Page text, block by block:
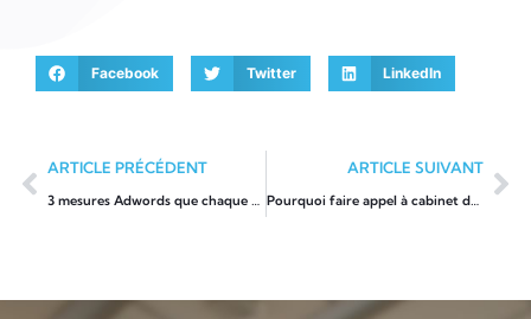
Facebook Twitter LinkedIn
ARTICLE PRÉCÉDENT
3 mesures Adwords que chaque entreprise devrait suivre
ARTICLE SUIVANT
Pourquoi faire appel à cabinet de recrutement spécialisé dans le secteur du vin ?